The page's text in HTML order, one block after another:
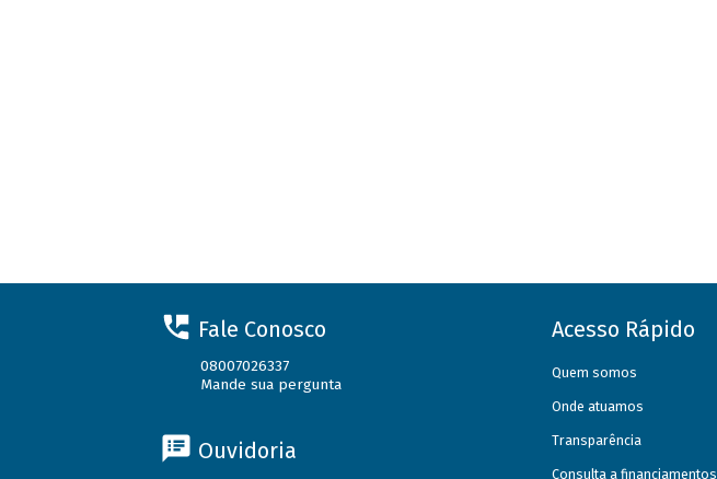
Fale Conosco
08007026337
Mande sua pergunta
Ouvidoria
Acesso Rápido
Quem somos
Onde atuamos
Transparência
Consulta a financiamentos